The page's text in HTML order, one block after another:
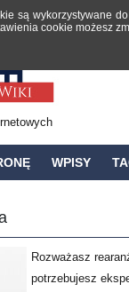
WPISY
Rozważasz
potrzebujesz
są wykorzystywane
cookie możesz